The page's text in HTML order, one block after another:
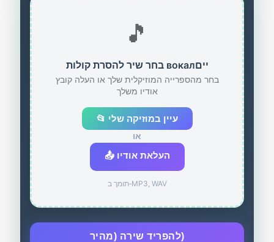
🎵
בחר שיר להסרת קולות вокалיים
בחר מהספרייה המוזיקלית שלך או העלה קובץ
אודיו משלך
📂 עיין במוזיקה שלי
או
📤 העלאת אודיו
תומך ב‑MP3, WAV
להפריד שירה (מהיר)